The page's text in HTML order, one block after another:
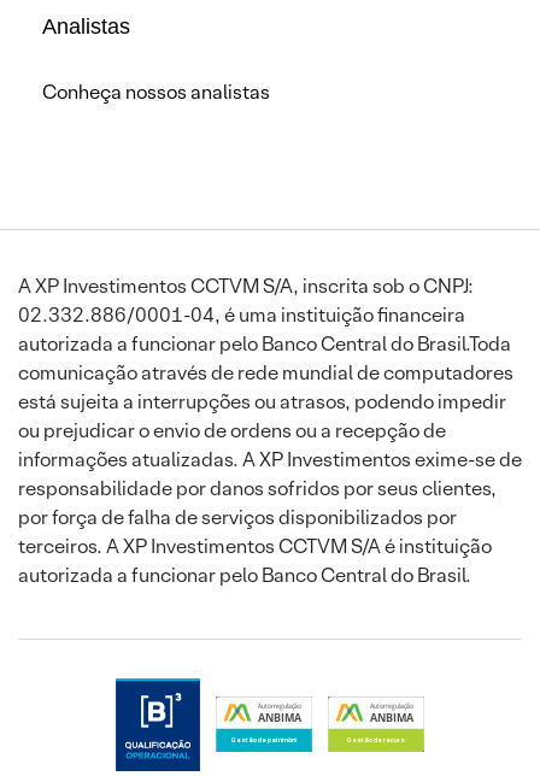
Analistas
Conheça nossos analistas
A XP Investimentos CCTVM S/A, inscrita sob o CNPJ:
02.332.886/0001-04, é uma instituição financeira
autorizada a funcionar pelo Banco Central do Brasil.Toda
comunicação através de rede mundial de computadores
está sujeita a interrupções ou atrasos, podendo impedir
ou prejudicar o envio de ordens ou a recepção de
informações atualizadas. A XP Investimentos exime-se de
responsabilidade por danos sofridos por seus clientes,
por força de falha de serviços disponibilizados por
terceiros. A XP Investimentos CCTVM S/A é instituição
autorizada a funcionar pelo Banco Central do Brasil.